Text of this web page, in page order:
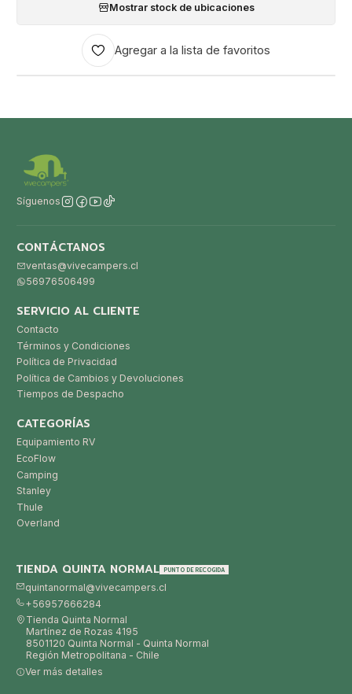
Mostrar stock de ubicaciones
Agregar a la lista de favoritos
Síguenos
CONTÁCTANOS
ventas@vivecampers.cl
56976506499
SERVICIO AL CLIENTE
Contacto
Términos y Condiciones
Política de Privacidad
Política de Cambios y Devoluciones
Tiempos de Despacho
CATEGORÍAS
Equipamiento RV
EcoFlow
Camping
Stanley
Thule
Overland
TIENDA QUINTA NORMAL PUNTO DE RECOGIDA
quintanormal@vivecampers.cl
+56957666284
Tienda Quinta Normal
Martínez de Rozas 4195
8501120 Quinta Normal - Quinta Normal
Región Metropolitana - Chile
Ver más detalles